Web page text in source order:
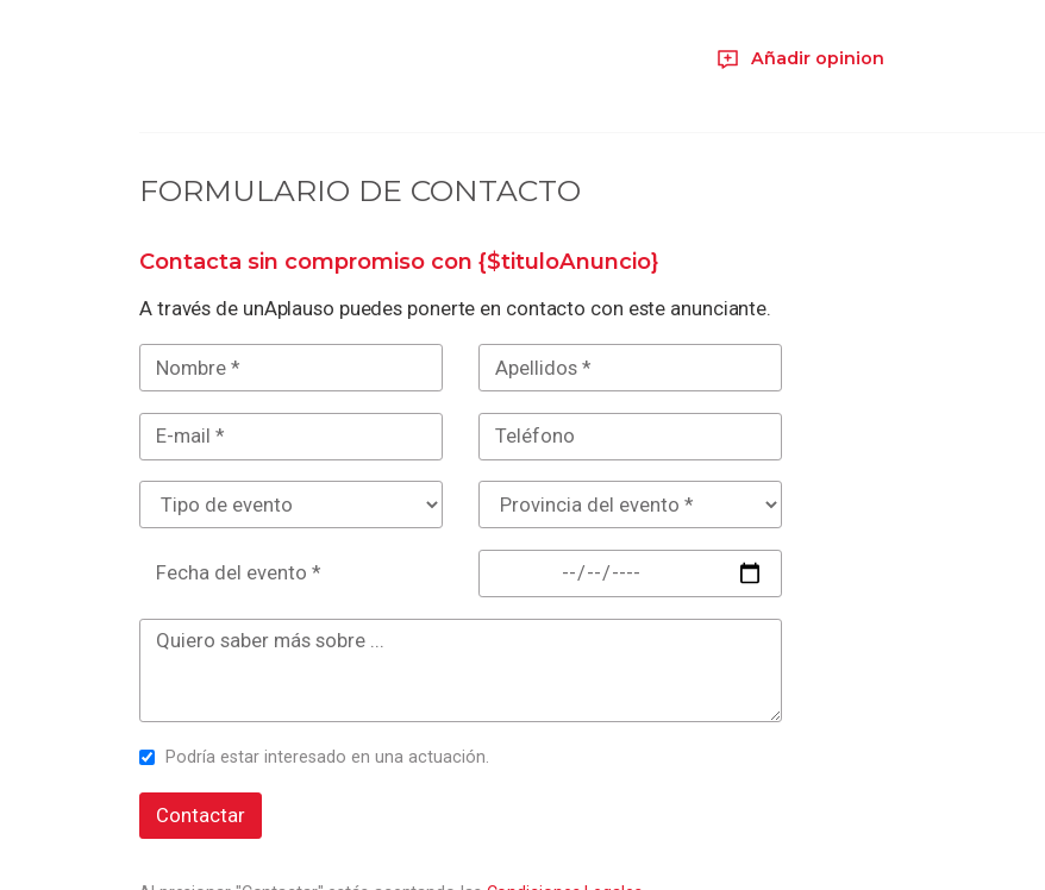
Añadir opinion
FORMULARIO DE CONTACTO
Contacta sin compromiso con {$tituloAnuncio}
A través de unAplauso puedes ponerte en contacto con este anunciante.
Fecha del evento *
Podría estar interesado en una actuación.
Contactar